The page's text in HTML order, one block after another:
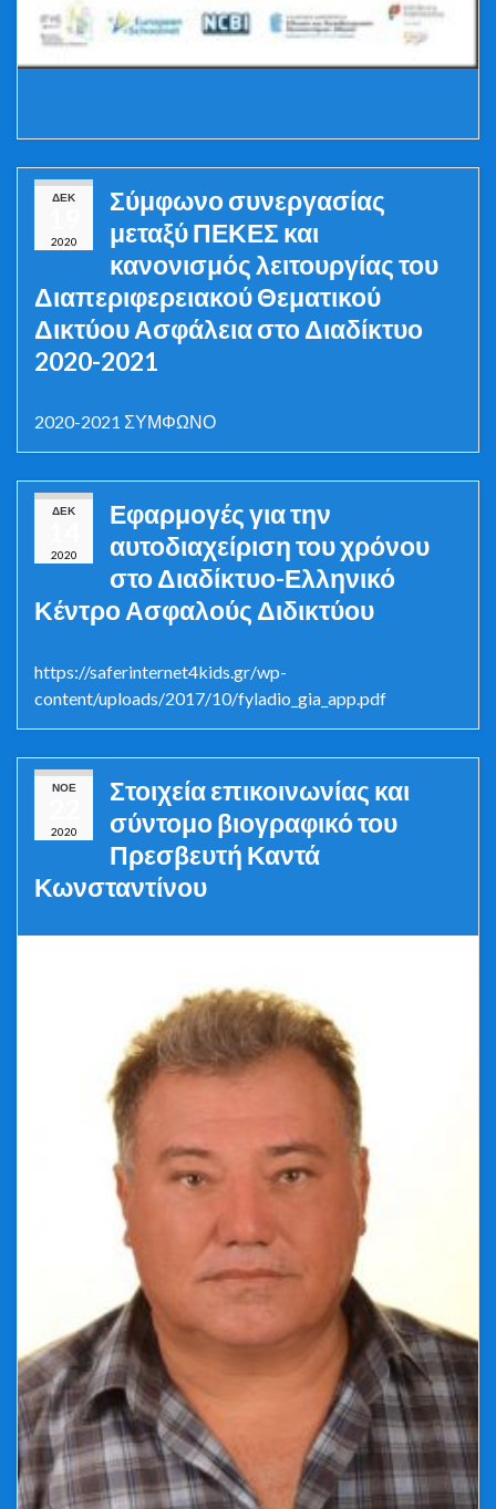
ΔΕΚ
2020
Σύμφωνο συνεργασίας
μεταξύ ΠΕΚΕΣ και
κανονισμός λειτουργίας του
Διαπεριφερειακού Θεματικού
Δικτύου Ασφάλεια στο Διαδίκτυο
2020-2021
2020-2021 ΣΥΜΦΩΝΟ
ΔΕΚ
2020
Εφαρμογές για την
αυτοδιαχείριση του χρόνου
στο Διαδίκτυο-Ελληνικό
Κέντρο Ασφαλούς Διδικτύου
https://saferinternet4kids.gr/wp-
content/uploads/2017/10/fyladio_gia_app.pdf
ΝΟΈ
2020
Στοιχεία επικοινωνίας και
σύντομο βιογραφικό του
Πρεσβευτή Καντά
Κωνσταντίνου